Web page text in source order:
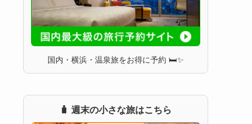
国内・横浜・温泉旅をお得に予約 🛏✨
🧳 週末の小さな旅はこちら